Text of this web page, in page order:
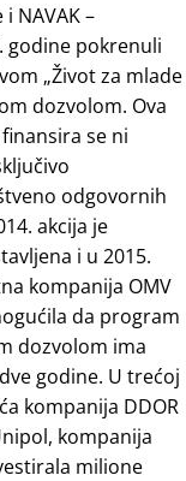
NAVAK –
godine pokrenuli
„Život za mlade
dozvolom. Ova
se ni
odgovornih
akcija je
i u 2015.
kompanija OMV
da program
dozvolom ima
godine. U trećoj
kompanija DDOR
kompanija
milione